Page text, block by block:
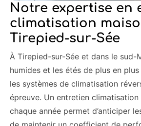
Notre expertise en
climatisation
Tirepied-sur-Sée
À Tirepied-sur-Sée et dans le sud-
humides et les étés de plus en
les systèmes de climatisation
épreuve. Un entretien climatisation
chaque année permet d’anticiper